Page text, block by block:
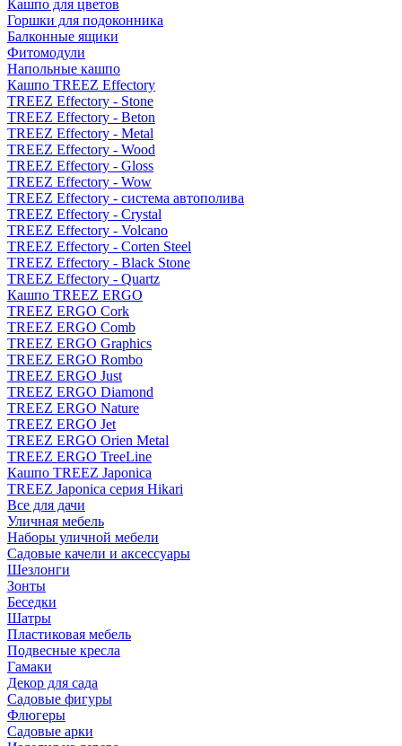
Кашпо для цветов
Горшки для подоконника
Балконные ящики
Фитомодули
Напольные кашпо
Кашпо TREEZ Effectory
TREEZ Effectory - Stone
TREEZ Effectory - Beton
TREEZ Effectory - Metal
TREEZ Effectory - Wood
TREEZ Effectory - Gloss
TREEZ Effectory - Wow
TREEZ Effectory - система автополива
TREEZ Effectory - Crystal
TREEZ Effectory - Volcano
TREEZ Effectory - Corten Steel
TREEZ Effectory - Black Stone
TREEZ Effectory - Quartz
Кашпо TREEZ ERGO
TREEZ ERGO Cork
TREEZ ERGO Comb
TREEZ ERGO Graphics
TREEZ ERGO Rombo
TREEZ ERGO Just
TREEZ ERGO Diamond
TREEZ ERGO Nature
TREEZ ERGO Jet
TREEZ ERGO Orien Metal
TREEZ ERGO TreeLine
Кашпо TREEZ Japonica
TREEZ Japonica серия Hikari
Все для дачи
Уличная мебель
Наборы уличной мебели
Садовые качели и аксессуары
Шезлонги
Зонты
Беседки
Шатры
Пластиковая мебель
Подвесные кресла
Гамаки
Декор для сада
Садовые фигуры
Флюгеры
Садовые арки